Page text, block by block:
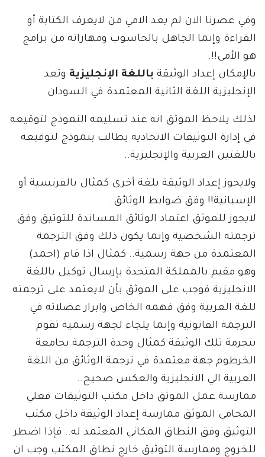
وفي عصرنا الان لم يعد الامي من لايعرف الكتابة أو
القراءة وإنما الجاهل بالحاسوب ومهاراته من برامج
هو الأمي!!.
بالإمكان إعداد الوثيقة باللغة الإنجليزية وتعد
الإنجليزية اللغة الثانية المعتمدة في السودان.
لذلك يلاحظ الموثق انه عند تسليمه النموذج لتوقيعه
في إدارة التوثيقات الاتحاديه يطالب بنموذج لتوقيعه
باللغتين العربية والإنجليزية..
ولايجوز إعداد الوثيقة بلغة أخرى كمثال بالفرنسية أو
الإسبانية!! وفق ضوابط الوثائق..
لايجوز للموثق اعتماد الوثائق المساندة للتوثيق وفق
ترجمته الشخصية وإنما يكون ذلك وفق الترجمة
المعتمدة من جهة رسمية.. كمثال اذا قام (احمد)
وهو مقيم بالمملكة المتحدة بإرسال توكيل باللغة
الانجليزية فوجب على الموثق بأن لايعتمد على ترجمته
للغة العربية وفق فهمه الخاص وابرار عضلاته في
الترجمة القانونية وإنما يلجاء لجهة رسمية تقوم
بتجرمة تلك الوثيقة كمثال وحدة الترجمة بجامعة
الخرطوم جهة معتمدة في ترجمة الوثائق من اللغة
العربية الي الانجليزية والعكس صحيح..
ممارسة عمل الموثق داخل مكتب التوثيقات فعلي
المحامي الموثق ممارسة إعداد الوثيقة داخل مكتب
التوثيق وفق النطاق المكاني المعتمد له.. فإذا اضطر
للخروج وممارسة التوثيق خارج نطاق المكتب وجب ان